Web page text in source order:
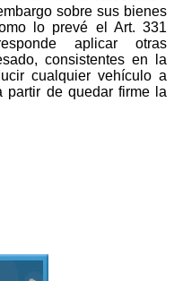
sobre sus bienes
lo prevé el Art. 331
aplicar otras
consistentes en la
cualquier vehículo a
partir de quedar firme la